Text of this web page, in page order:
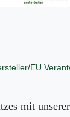
EU
mit